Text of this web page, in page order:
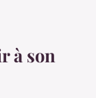
à son